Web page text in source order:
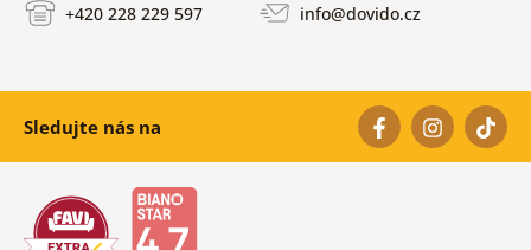
+420 228 229 597 info@dovido.cz
Sledujte nás na